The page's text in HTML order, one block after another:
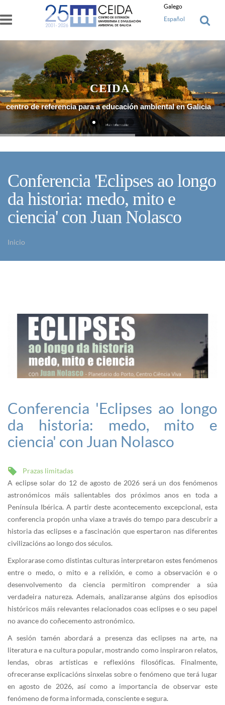
Ir o contido principal
Galego
Español
centro de referencia para a educación ambiental en Galicia
Máis Información
CEIDA
Conferencia 'Eclipses ao longo
da historia: medo, mito e
ciencia' con Juan Nolasco
Inicio
Conferencia 'Eclipses ao longo
da historia: medo, mito e
ciencia' con Juan Nolasco
Prazas limitadas
A eclipse solar do 12 de agosto de 2026 será un dos fenómenos
astronómicos máis salientables dos próximos anos en toda a
Península Ibérica. A partir deste acontecemento excepcional, esta
conferencia propón unha viaxe a través do tempo para descubrir a
historia das eclipses e a fascinación que espertaron nas diferentes
civilizacións ao longo dos séculos.
Explorarase como distintas culturas interpretaron estes fenómenos
entre o medo, o mito e a relixión, e como a observación e o
desenvolvemento da ciencia permitiron comprender a súa
verdadeira natureza. Ademais, analizaranse algúns dos episodios
históricos máis relevantes relacionados coas eclipses e o seu papel
no avance do coñecemento astronómico.
A sesión tamén abordará a presenza das eclipses na arte, na
literatura e na cultura popular, mostrando como inspiraron relatos,
lendas, obras artísticas e reflexións filosóficas. Finalmente,
ofreceranse explicacións sinxelas sobre o fenómeno que terá lugar
en agosto de 2026, así como a importancia de observar este
fenómeno de forma informada, consciente e segura.